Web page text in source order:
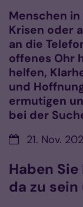
Menschen
Krisen oder
an die
offenes Ohr
helfen,
und
ermutigen
bei der
Datum:21. Nov.
Haben
da zu